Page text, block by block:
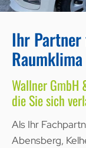
Ihr
Raumklima
Wallner GmbH
die Sie sich
Als Ihr
Abensberg,